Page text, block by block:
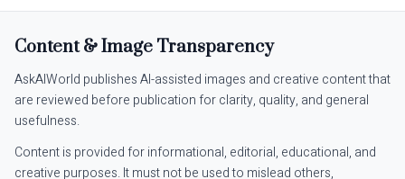
Content & Image Transparency
AskAIWorld publishes AI-assisted images and creative content that
are reviewed before publication for clarity, quality, and general
usefulness.
Content is provided for informational, editorial, educational, and
creative purposes. It must not be used to mislead others,